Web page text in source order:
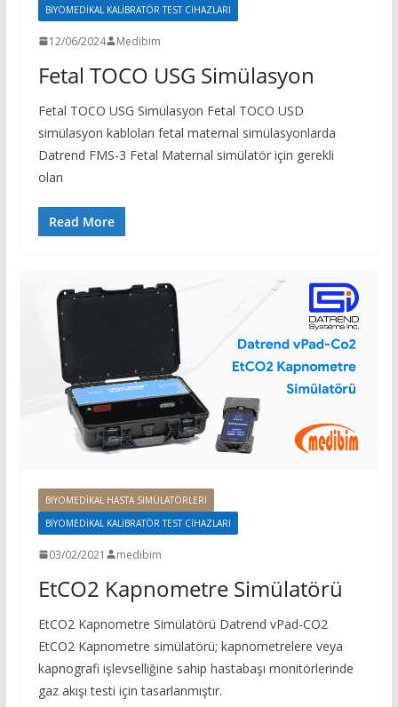
BIYOMEDIKAL KALIBRATÖR TEST CIHAZLARI
12/06/2024 Medibim
Fetal TOCO USG Simülasyon
Fetal TOCO USG Simülasyon Fetal TOCO USD
simülasyon kabloları fetal maternal simülasyonlarda
Datrend FMS-3 Fetal Maternal simülatör için gerekli
olan
Read More
BIYOMEDIKAL HASTA SIMÜLATÖRLERI
BIYOMEDIKAL KALIBRATÖR TEST CIHAZLARI
03/02/2021 medibim
EtCO2 Kapnometre Simülatörü
EtCO2 Kapnometre Simülatörü Datrend vPad-CO2
EtCO2 Kapnometre simülatörü; kapnometrelere veya
kapnografi işlevselliğine sahip hastabaşı monitörlerinde
gaz akışı testi için tasarlanmıştır.